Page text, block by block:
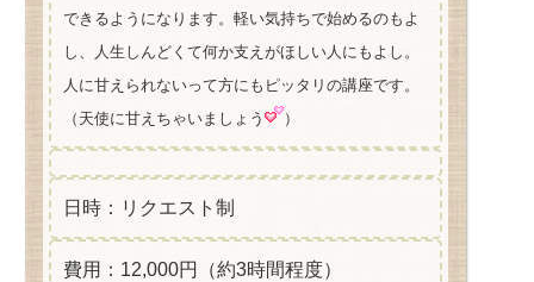
できるようになります。軽い気持ちで始めるのもよ
し、人生しんどくて何か支えがほしい人にもよし。
人に甘えられないって方にもピッタリの講座です。
（天使に甘えちゃいましょう
）
日時：リクエスト制
費用：12,000円（約3時間程度）